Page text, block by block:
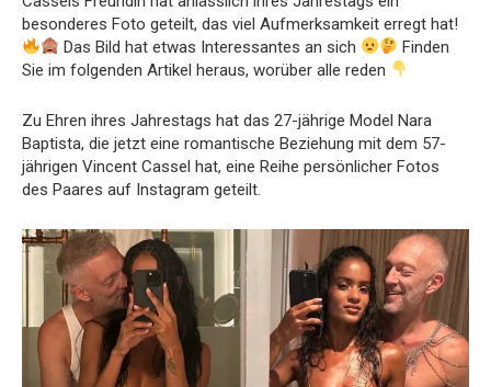
besonderes Foto geteilt, das viel Aufmerksamkeit erregt hat!
Das Bild hat etwas Interessantes an sich
Finden
Sie im folgenden Artikel heraus, worüber alle reden
Zu Ehren ihres Jahrestags hat das 27-jährige Model Nara
Baptista, die jetzt eine romantische Beziehung mit dem 57-
jährigen Vincent Cassel hat, eine Reihe persönlicher Fotos
des Paares auf Instagram geteilt.